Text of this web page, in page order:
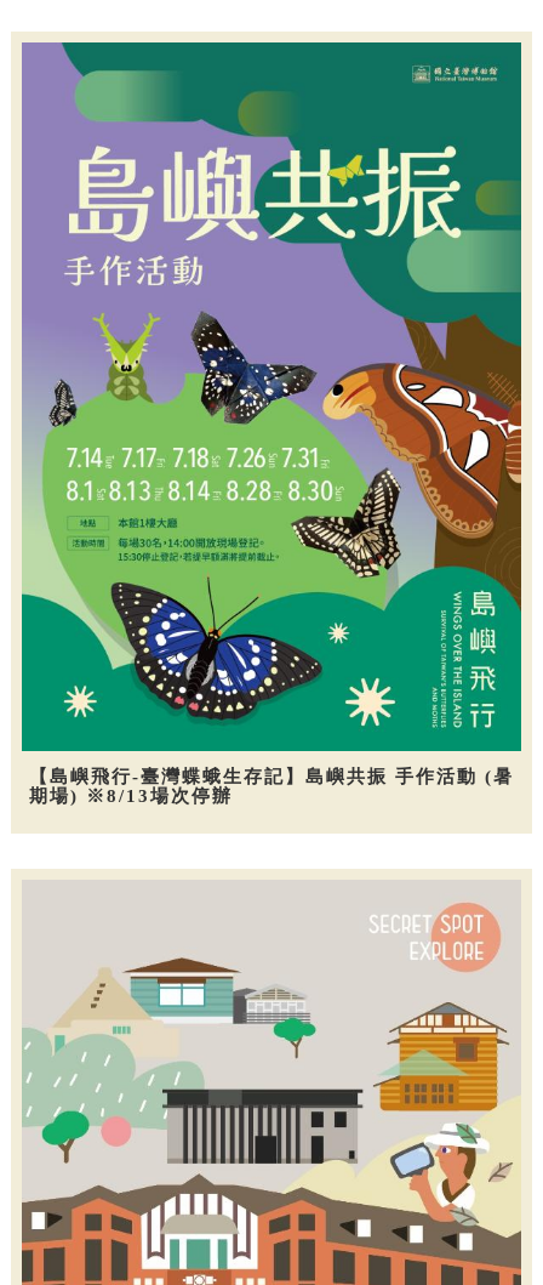
【島嶼飛行-臺灣蝶蛾生存記】島嶼共振 手作活動 (暑
期場) ※8/13場次停辦